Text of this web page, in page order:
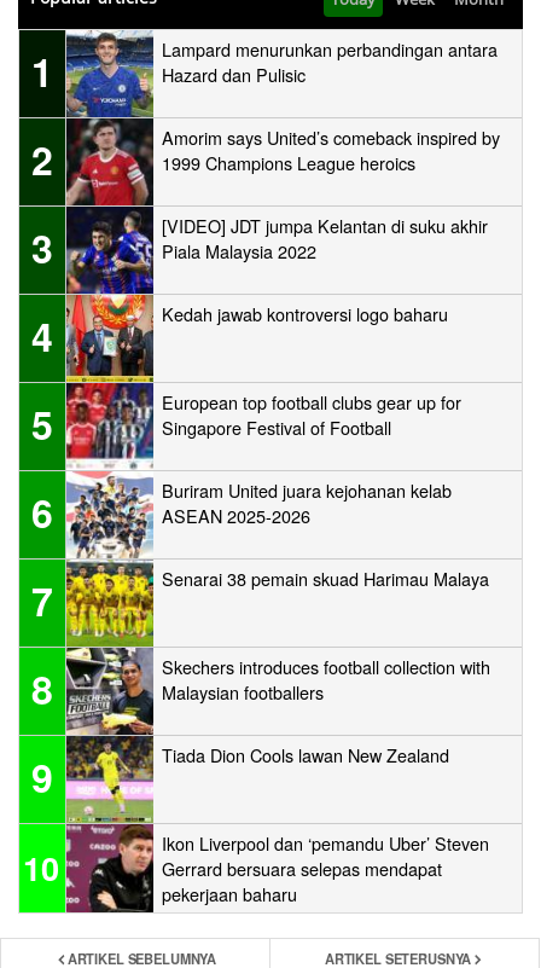
1
Lampard menurunkan perbandingan antara
Hazard dan Pulisic
2
Amorim says United’s comeback inspired by
1999 Champions League heroics
3
[VIDEO] JDT jumpa Kelantan di suku akhir
Piala Malaysia 2022
4 Kedah jawab kontroversi logo baharu
5
European top football clubs gear up for
Singapore Festival of Football
6
Buriram United juara kejohanan kelab
ASEAN 2025-2026
7 Senarai 38 pemain skuad Harimau Malaya
8
Skechers introduces football collection with
Malaysian footballers
9 Tiada Dion Cools lawan New Zealand
10
Ikon Liverpool dan ‘pemandu Uber’ Steven
Gerrard bersuara selepas mendapat
pekerjaan baharu
ARTIKEL SEBELUMNYA ARTIKEL SETERUSNYA